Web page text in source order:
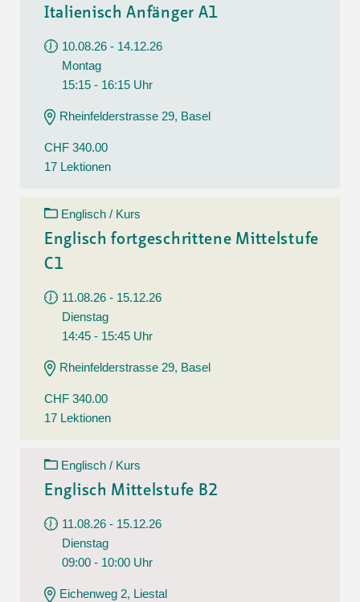
Italienisch Anfänger A1
10.08.26 - 14.12.26
Montag
15:15 - 16:15 Uhr
Rheinfelderstrasse 29, Basel
CHF 340.00
17 Lektionen
Englisch / Kurs
Englisch fortgeschrittene Mittelstufe
C1
11.08.26 - 15.12.26
Dienstag
14:45 - 15:45 Uhr
Rheinfelderstrasse 29, Basel
CHF 340.00
17 Lektionen
Englisch / Kurs
Englisch Mittelstufe B2
11.08.26 - 15.12.26
Dienstag
09:00 - 10:00 Uhr
Eichenweg 2, Liestal